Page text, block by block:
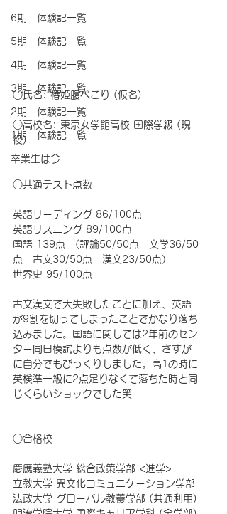
6期 体験記一覧
5期 体験記一覧
4期 体験記一覧
3期 体験記一覧
2期 体験記一覧
1期 体験記一覧
卒業生は今
○氏名: 椿姫腹ぺこり (仮名)
○高校名: 東京女学館高校 国際学級 (現
役)
○共通テスト点数
英語リーディング 86/100点
英語リスニング 89/100点
国語 139点　(評論50/50点　文学36/50
点　古文30/50点　漢文23/50点）
世界史 95/100点
古文漢文で大失敗したことに加え、英語
が9割を切ってしまったことでかなり落ち
込みました。国語に関しては2年前のセン
ター同日模試よりも点数が低く、さすが
に自分でもびっくりしました。高1の時に
英検準一級に2点足りなくて落ちた時と同
じくらいショックでした笑
○合格校
慶應義塾大学 総合政策学部 <進学>
立教大学 異文化コミュニケーション学部
法政大学 グローバル教養学部 (共通利用)